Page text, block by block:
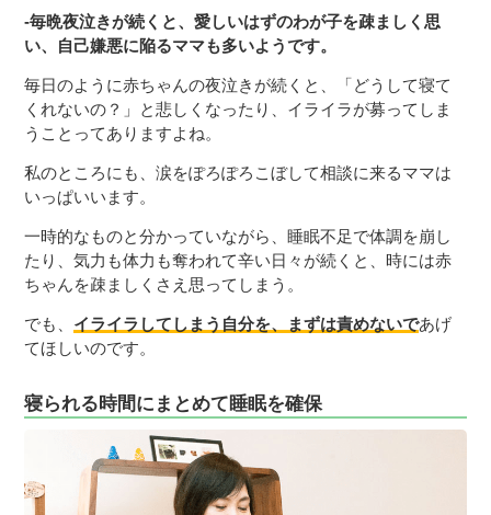
-毎晩夜泣きが続くと、愛しいはずのわが子を疎ましく思
い、自己嫌悪に陥るママも多いようです。
毎日のように赤ちゃんの夜泣きが続くと、「どうして寝て
くれないの？」と悲しくなったり、イライラが募ってしま
うことってありますよね。
私のところにも、涙をぽろぽろこぼして相談に来るママは
いっぱいいます。
一時的なものと分かっていながら、睡眠不足で体調を崩し
たり、気力も体力も奪われて辛い日々が続くと、時には赤
ちゃんを疎ましくさえ思ってしまう。
でも、 イライラしてしまう自分を、まずは責めないであげ
てほしいのです。
寝られる時間にまとめて睡眠を確保